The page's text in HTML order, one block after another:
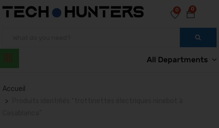
0
0
All Departments
Accueil